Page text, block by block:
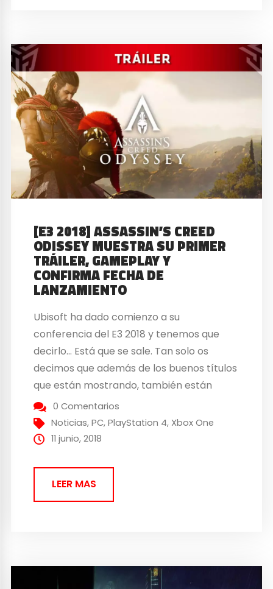
[E3 2018] ASSASSIN’S CREED
ODISSEY MUESTRA SU PRIMER
TRÁILER, GAMEPLAY Y
CONFIRMA FECHA DE
LANZAMIENTO
Ubisoft ha dado comienzo a su
conferencia del E3 2018 y tenemos que
decirlo… Está que se sale. Tan solo os
decimos que además de los buenos títulos
que están mostrando, también están
montando una auténtica fiesta en Los
Ángeles. Os dejamos por aquí el directo de
la conferencia de Ubisoft para que lo
0 Comentarios
Noticias,PC,PlayStation 4, Xbox One
11 junio, 2018
LEER MAS